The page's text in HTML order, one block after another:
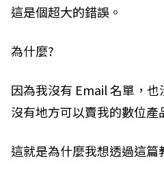
這是個超大的錯誤。
為什麼?
因為我沒有 Email 名單，
沒有地方可以賣我的數位產
這就是為什麼我想透過這篇